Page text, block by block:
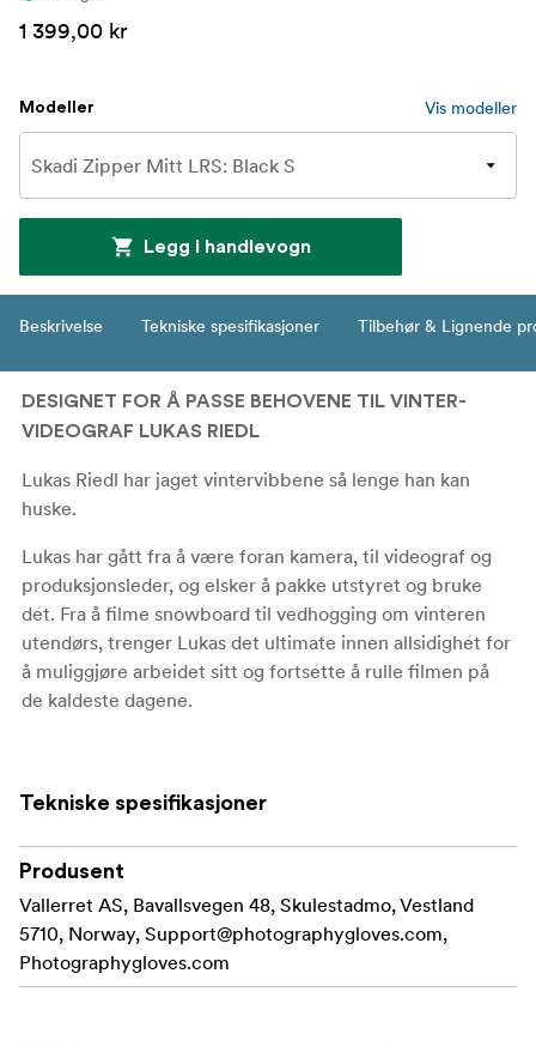
1 399,00 kr
Modeller Vis modeller
Legg i handlevogn
Beskrivelse Tekniske spesifikasjoner Tilbehør & Lignende
DESIGNET FOR Å PASSE BEHOVENE TIL VINTER-
VIDEOGRAF LUKAS RIEDL
Lukas Riedl har jaget vintervibbene så lenge han kan
huske.
Lukas har gått fra å være foran kamera, til videograf og
produksjonsleder, og elsker å pakke utstyret og bruke
det. Fra å filme snowboard til vedhogging om vinteren
utendørs, trenger Lukas det ultimate innen allsidighet for
å muliggjøre arbeidet sitt og fortsette å rulle filmen på
de kaldeste dagene.
Skadi.
www.luckyreel.euinstagram.com/lukassan
1.Avtakbar indre hanske - Polartec® Power Stretch®
Pro™.Tynn, varm og holdbar med en finger og tommel
for berøringsskjerm. Vindbestandig softshell på baksiden
av fingrene.
Tekniske spesifikasjoner
Produsent
Vallerret AS, Bavallsvegen 48, Skulestadmo, Vestland
5710, Norway, Support@photographygloves.com,
Photographygloves.com